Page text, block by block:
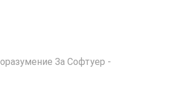
За Софтуер -